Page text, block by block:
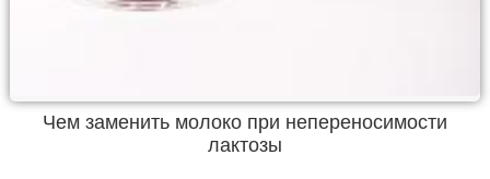
Чем заменить молоко при непереносимости
лактозы